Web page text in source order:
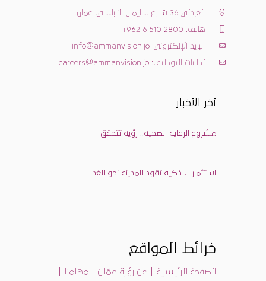
العبدلي 36 شارع سليمان النابلسي، عمان.
هاتف: 962 6 510 2800+
البريد الإلكتروني: info@ammanvision.jo
لطلبات التوظيف: careers@ammanvision.jo
آخر الأخبار
مشروع الرعاية الصحية.. رؤية تتحقق
استثمارات ذكية تقود المدينة نحو الغد
خرائط المواقع
الصفحة الرئيسية عن رؤية عمّان مهامنا